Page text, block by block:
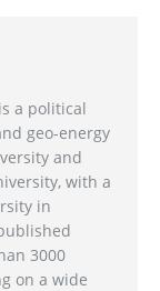
a political
geo-energy
and
with a
in
3000
on a wide